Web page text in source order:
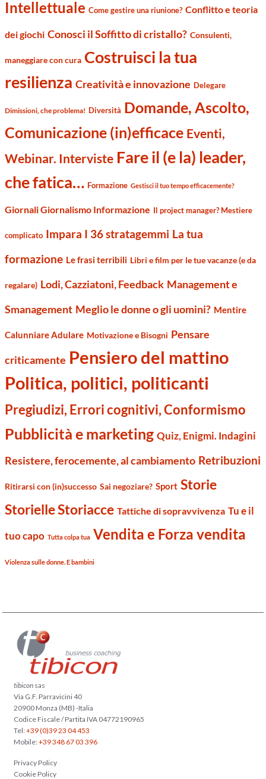
Intellettuale Come gestire una riunione? Conflitto e teoria
dei giochi Conosci il Soffitto di cristallo? Consulenti,
maneggiare con cura Costruisci la tua
resilienza Creatività e innovazione Delegare
Dimissioni, che problema! Diversità Domande, Ascolto,
Comunicazione (in)efficace Eventi,
Webinar. Interviste Fare il (e la) leader,
che fatica… Formazione Gestisci il tuo tempo efficacemente?
Giornali Giornalismo Informazione Il project manager? Mestiere
complicato Impara I 36 stratagemmi La tua
formazione Le frasi terribili Libri e film per le tue vacanze (e da
regalare) Lodi, Cazziatoni, Feedback Management e
Smanagement Meglio le donne o gli uomini? Mentire
Calunniare Adulare Motivazione e Bisogni Pensare
criticamente Pensiero del mattino
Politica, politici, politicanti
Pregiudizi, Errori cognitivi, Conformismo
Pubblicità e marketing Quiz, Enigmi. Indagini
Resistere, ferocemente, al cambiamento Retribuzioni
Ritirarsi con (in)successo Sai negoziare? Sport Storie
Storielle Storiacce Tattiche di sopravvivenza Tu e il
tuo capo Tutta colpa tua Vendita e Forza vendita
Violenza sulle donne. E bambini
tibicon sas
Via G.F. Parravicini 40
20900 Monza (MB) -Italia
Codice Fiscale / Partita IVA 04772190965
Tel:+39 (0)39 23 04 453
Mobile:+39 348 67 03 396
Privacy Policy
Cookie Policy